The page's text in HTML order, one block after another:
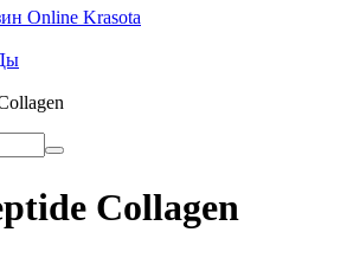
Online Krasota
Collagen